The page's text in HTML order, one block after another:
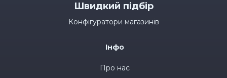
Швидкий підбір
Конфігуратори магазинів
Інфо
Про нас